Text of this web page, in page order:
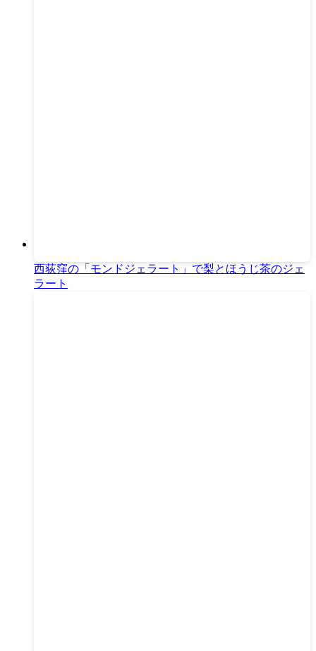
西荻窪の「モンドジェラート」で梨とほうじ茶のジェ
ラート